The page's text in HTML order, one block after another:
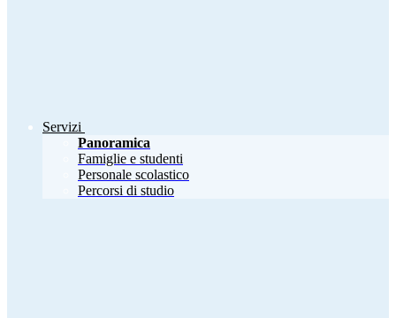
Servizi
Panoramica
Famiglie e studenti
Personale scolastico
Percorsi di studio